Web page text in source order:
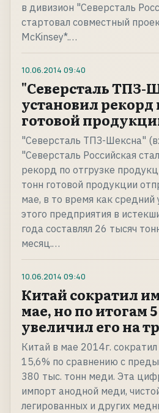
в дивизион "Северсталь
стартовал совместный
McKinsey*.…
10.06.2014 09:40
"Северсталь ТПЗ-
установил рекорд
готовой
"Северсталь ТПЗ-Шексна"
"Северсталь Российская
рекорд по отгрузке
тонн готовой продукции
мае, в то время как средний
этого предприятия в
года составлял 26 тысяч
месяц.…
10.06.2014 09:40
Китай сократил
мае, но по итогам
увеличил его на
Китай в мае 2014г.
15,6% по сравнению с
380 тыс. тонн меди. Эта
импорт анодной меди,
легированных и других